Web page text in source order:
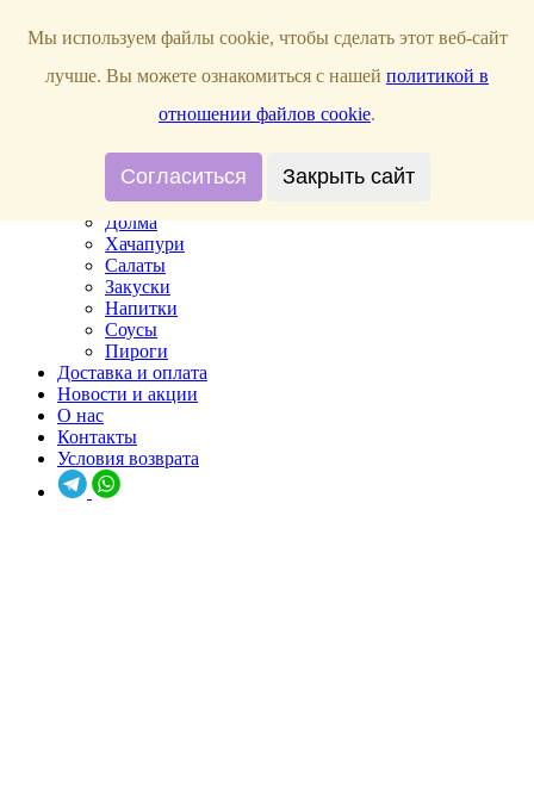
Прием заказов:
Главная
Хинкали
Долма
Хачапури
Салаты
Закуски
Напитки
Соусы
Пироги
Доставка и оплата
Новости и акции
О нас
Контакты
Условия возврата
Мы используем файлы cookie, чтобы сделать этот веб-сайт
лучше. Вы можете ознакомиться с нашей политикой в
отношении файлов cookie.
Согласиться Закрыть сайт